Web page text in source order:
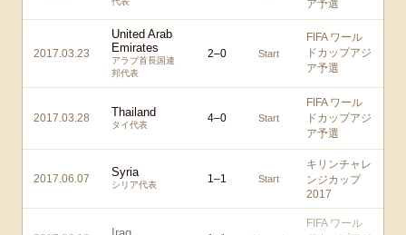
ア予選
2017.03.23
United Arab
Emirates
アラブ首長国連
邦代表
2–0 Start
FIFA ワール
ドカップアジ
ア予選
2017.03.28 Thailand
タイ代表
4–0 Start
FIFA ワール
ドカップアジ
ア予選
2017.06.07 Syria
シリア代表 1–1 Start
キリンチャレ
ンジカップ
2017
FIFA ワール